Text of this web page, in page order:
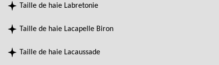
Taille de haie Labretonie
Taille de haie Lacapelle Biron
Taille de haie Lacaussade